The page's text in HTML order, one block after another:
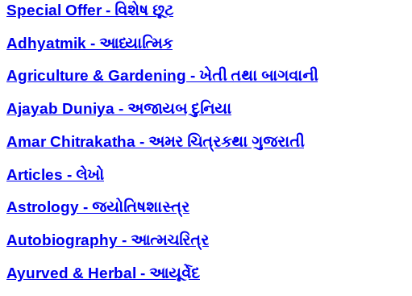
Special Offer - વિશેષ છૂટ
Adhyatmik - આધ્યાત્મિક
Agriculture & Gardening - ખેતી તથા બાગવાની
Ajayab Duniya - અજાયબ દુનિયા
Amar Chitrakatha - અમર ચિત્રકથા ગુજરાતી
Articles - લેખો
Astrology - જ્યોતિષશાસ્ત્ર
Autobiography - આત્મચરિત્ર
Ayurved & Herbal - આયૂર્વેદ